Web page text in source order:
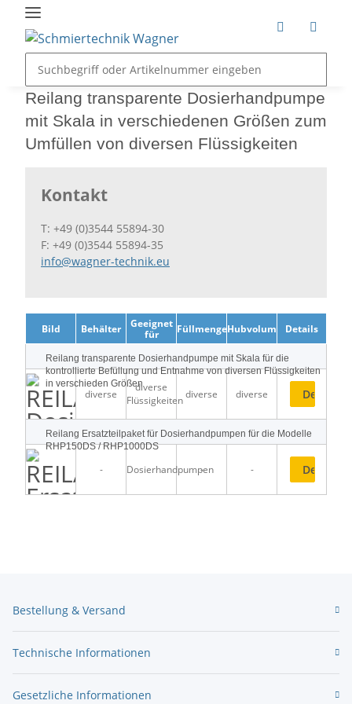
Reilang transparente Dosierhandpumpe
mit Skala in verschiedenen Größen zum
Umfüllen von diversen Flüssigkeiten
Kontakt
T: +49 (0)3544 55894-30
F: +49 (0)3544 55894-35
info@wagner-technik.eu
Bild Behälter
Geeignet
für
FüllmengeHubvolumenDetails
Reilang transparente Dosierhandpumpe mit Skala für die
kontrollierte Befüllung und Entnahme von diversen Flüssigkeiten
in verschieden Größen
diverse
diverse
Flüssigkeitendiverse diverse Details
Reilang Ersatzteilpaket für Dosierhandpumpen für die Modelle
RHP150DS / RHP1000DS
- Dosierhandpumpen
- - Details
Bestellung & Versand
Technische Informationen
Gesetzliche Informationen